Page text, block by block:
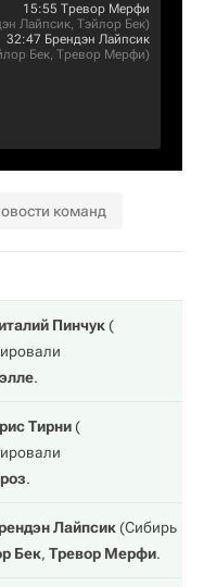
15:55 Тревор Мерфи
Лайпсик, Тэйлор Бек)
32:47 Брендэн Лайпсик
Бек, Тревор Мерфи)
команд
Пинчук(
.
Тирни(
.
Лайпсик(Сибирь
Бек, Тревор Мерфи.